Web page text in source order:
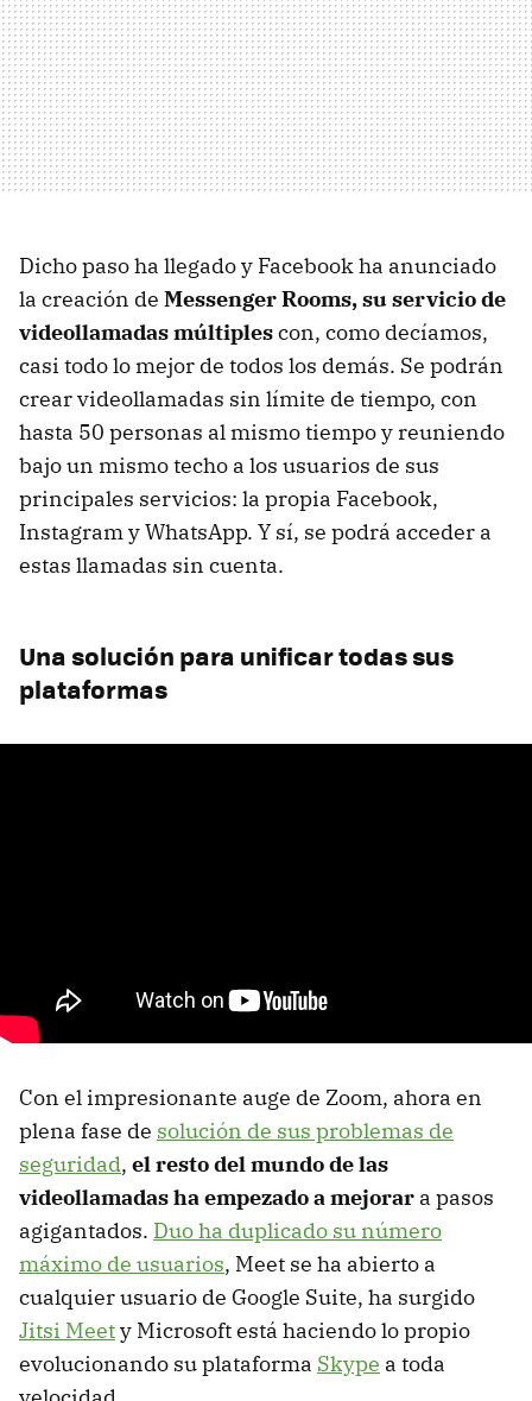
Dicho paso ha llegado y Facebook ha anunciado
la creación de Messenger Rooms, su servicio de
videollamadas múltiplescon, como decíamos,
casi todo lo mejor de todos los demás. Se podrán
crear videollamadas sin límite de tiempo, con
hasta 50 personas al mismo tiempo y reuniendo
bajo un mismo techo a los usuarios de sus
principales servicios: la propia Facebook,
Instagram y WhatsApp. Y sí, se podrá acceder a
estas llamadas sin cuenta.
Una solución para unificar todas sus
plataformas
Con el impresionante auge de Zoom, ahora en
plena fase de solución de sus problemas de
seguridad, el resto del mundo de las
videollamadas ha empezado a mejorar a pasos
agigantados. Duo ha duplicado su número
máximo de usuarios, Meet se ha abierto a
cualquier usuario de Google Suite, ha surgido
Jitsi Meety Microsoft está haciendo lo propio
evolucionando su plataforma Skype a toda